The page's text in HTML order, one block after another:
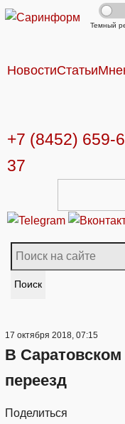
Темный
НовостиСтатьи
+7 (8452) 659-
37
Поиск
17 октября 2018, 07:15
В
переезд
Поделиться